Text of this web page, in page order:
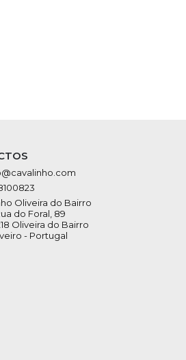
Oliveira do Bairro
do Foral, 89
Oliveira do Bairro
- Portugal